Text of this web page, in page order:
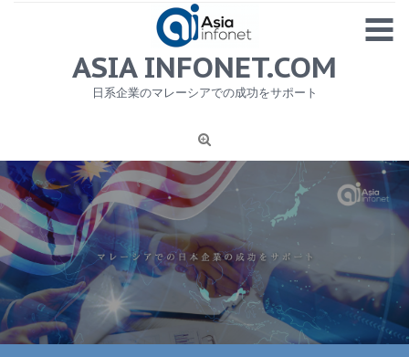
MENU
1
ニュース
労務サービス
プライバシーポリシー及び著作権について
お問合せ
ASIA INFONET.COM
日系企業のマレーシアでの成功をサポート